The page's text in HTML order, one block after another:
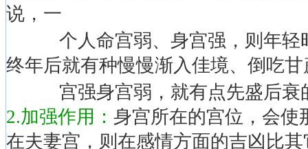
说，一
个人命宫弱、身宫强，则年轻
终年后就有种慢慢渐入佳境、倒吃
宫强身宫弱，就有点先盛后衰
2.加强作用： 身宫所在的宫位，会使
在夫妻宫，则在感情方面的吉凶比